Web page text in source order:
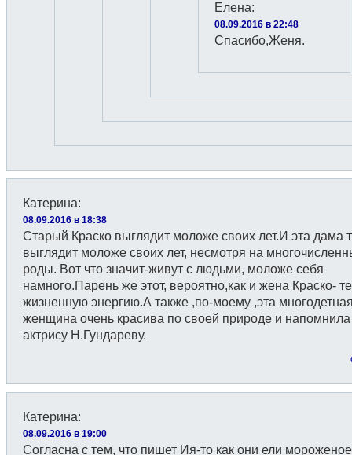
Елена:
08.09.2016 в 22:48
Спасибо,Женя.
Катерина:
08.09.2016 в 18:38
Старый Краско выглядит моложе своих лет.И эта дама
выглядит моложе своих лет, несмотря на
роды. Вот что значит-живут с людьми, моложе себя
намного.Парень же этот, вероятно,как и жена Краско-
жизненную энергию.А также ,по-моему ,эта
женщина очень красива по своей природе и
актрису Н.Гундареву.
Катерина:
08.09.2016 в 19:00
Согласна с тем, что пишет Ия-то как они ели